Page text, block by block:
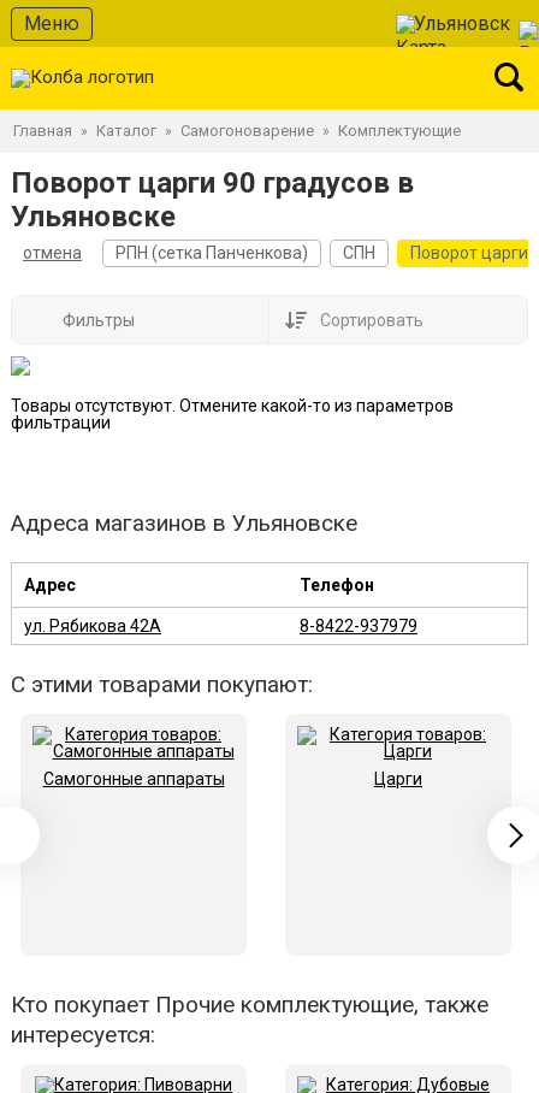
Меню Ульяновск
Главная » Каталог » Самогоноварение » Комплектующие
Поворот царги 90 градусов в
Ульяновске
отмена РПН (сетка Панченкова) СПН Поворот царги
Фильтры Сортировать
Товары отсутствуют. Отмените какой-то из параметров
фильтрации
Адреса магазинов в Ульяновске
Адрес Телефон
ул. Рябикова 42А 8-8422-937979
С этими товарами покупают:
Самогонные аппараты Царги
Кто покупает Прочие комплектующие, также
интересуется: